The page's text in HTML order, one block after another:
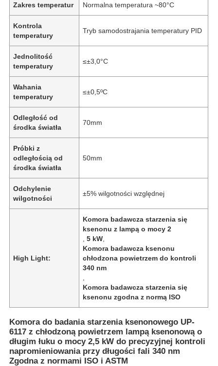
Dom
Zakres temperatur Normalna temperatura ~80°C
Kontrola
temperatury
Tryb samodostrajania temperatury PID
Jednolitość
temperatury
≤±3,0°C
Wahania
temperatury
≤±0,5ºC
Odległość od
środka światła
70mm
Próbki z
odległością od
środka światła
50mm
Odchylenie
wilgotności
±5% wilgotności względnej
High Light:
Komora badawcza starzenia się
ksenonu z lampą o mocy 2
,5 kW
Komora badawcza ksenonu
chłodzona powietrzem do kontroli
340 nm
Komora badawcza starzenia się
ksenonu zgodna z normą ISO
Komora do badania starzenia ksenonowego UP-
6117 z chłodzoną powietrzem lampą ksenonową o
długim łuku o mocy 2,5 kW do precyzyjnej kontroli
napromieniowania przy długości fali 340 nm
Zgodna z normami ISO i ASTM